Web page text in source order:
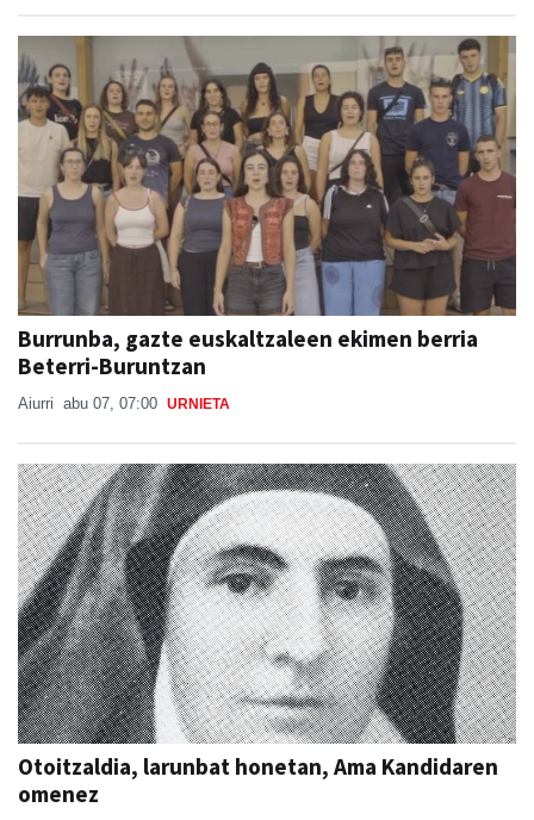
Burrunba, gazte euskaltzaleen ekimen berria
Beterri-Buruntzan
Aiurri abu 07, 07:00 URNIETA
Otoitzaldia, larunbat honetan, Ama Kandidaren
omenez